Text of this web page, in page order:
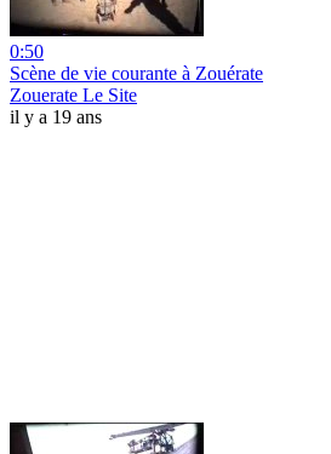
0:50
Scène de vie courante à Zouérate
Zouerate Le Site
il y a 19 ans